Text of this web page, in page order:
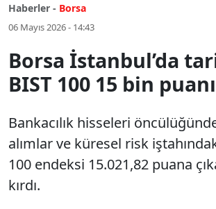
Haberler - Borsa
06 Mayıs 2026 - 14:43
Borsa İstanbul’da
BIST 100 15 bin
Bankacılık hisseleri
alımlar ve küresel risk
100 endeksi 15.021,82 puana
kırdı.